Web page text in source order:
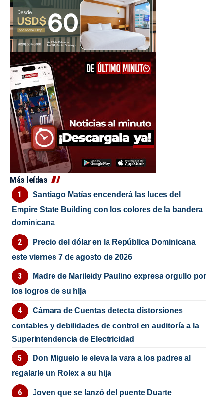
Más leídas
Santiago Matías encenderá las luces del
Empire State Building con los colores de la bandera
dominicana
Precio del dólar en la República Dominicana
este viernes 7 de agosto de 2026
Madre de Marileidy Paulino expresa orgullo por
los logros de su hija
Cámara de Cuentas detecta distorsiones
contables y debilidades de control en auditoría a la
Superintendencia de Electricidad
Don Miguelo le eleva la vara a los padres al
regalarle un Rolex a su hija
Joven que se lanzó del puente Duarte